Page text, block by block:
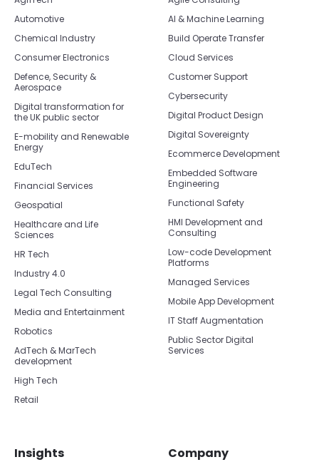
Automotive
Chemical Industry
Consumer Electronics
Defence, Security &
Aerospace
Digital transformation for
the UK public sector
E-mobility and Renewable
Energy
EduTech
Financial Services
Geospatial
Healthcare and Life
Sciences
HR Tech
Industry 4.0
Legal Tech Consulting
Media and Entertainment
Robotics
AdTech & MarTech
development
High Tech
Retail
AI & Machine Learning
Build Operate Transfer
Cloud Services
Customer Support
Cybersecurity
Digital Product Design
Digital Sovereignty
Ecommerce Development
Embedded Software
Engineering
Functional Safety
HMI Development and
Consulting
Low-code Development
Platforms
Managed Services
Mobile App Development
IT Staff Augmentation
Public Sector Digital
Services
Insights Company